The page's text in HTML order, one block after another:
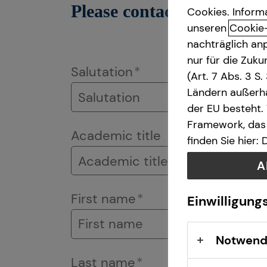
Betriebliche Altersvorsorge
Investment
Kapitalanlage Immobilien
Altersvorsorge
Gewerbliche Versicherungen
Arbeitskraftabsicherung
Kindervorsorge
Please contact us!
Salutation
Academic title
First name
Last name
Cookies.
unseren
nachträglich
nur für die
(Art. 7 Abs. 3
Ländern
der EU besteht.
Framework,
finden Sie hier: